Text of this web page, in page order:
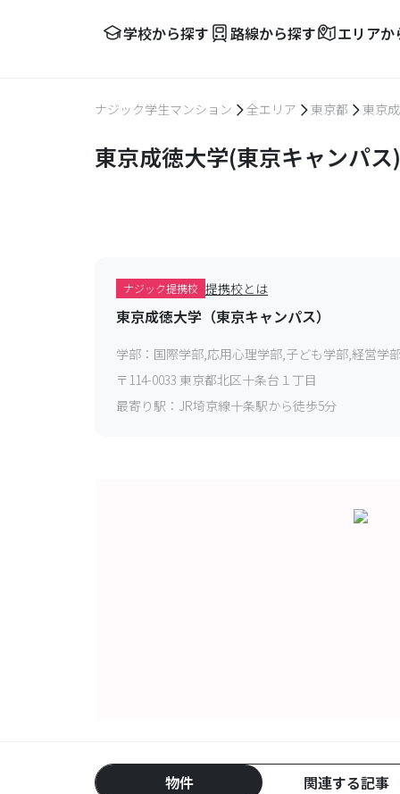
学校から探す 路線から探す エリアか
ナジック学生マンション 全エリア 東京都 東京
東京成徳大学(東京キャンパ
ナジック提携校 提携校とは
東京成徳大学（東京キャンパス）
学部： 国際学部,応用心理学部,子ども学部,経営学
〒 114-0033 東京都北区十条台１丁目
最寄り駅： JR埼京線十条駅から徒歩5分
物件 関連する記事